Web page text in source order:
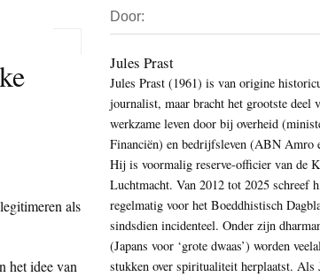
d
e
z
e
s
i
t
e
n
n
d
e
z
e
s
i
t
e
als
het idee van
Sidebar
Door:
Jules Prast
Jules Prast (1961) is van origine
journalist, maar bracht het grootste deel
werkzame leven door bij overheid
Financiën) en bedrijfsleven (ABN Amro
Hij is voormalig reserve-officier van de
Luchtmacht. Van 2012 tot 2025 schreef
regelmatig voor het Boeddhistisch
sindsdien incidenteel. Onder zijn
(Japans voor ‘grote dwaas’) worden
stukken over spiritualiteit herplaatst. Als